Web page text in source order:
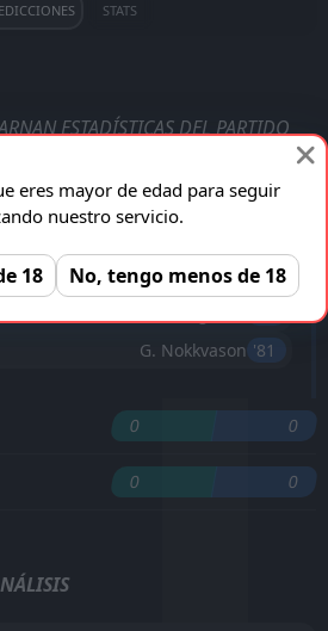
STATS
ESTADÍSTICAS DEL PARTIDO
Goles
G. Nokkvason '81 ︎
0 0
0 0
eres mayor de edad para seguir
nuestro servicio.
18 No, tengo menos de 18